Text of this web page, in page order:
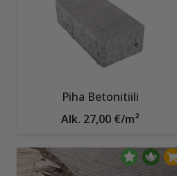
Piha Betonitiili
Alk. 27,00 €/m²